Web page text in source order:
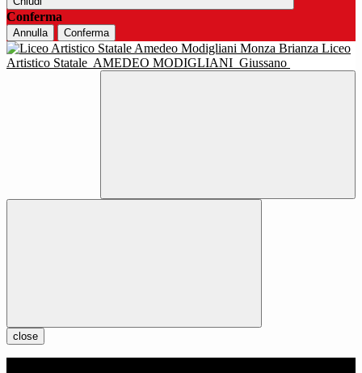
Conferma
Annulla Conferma
Liceo
Artistico Statale AMEDEO MODIGLIANI Giussano
close